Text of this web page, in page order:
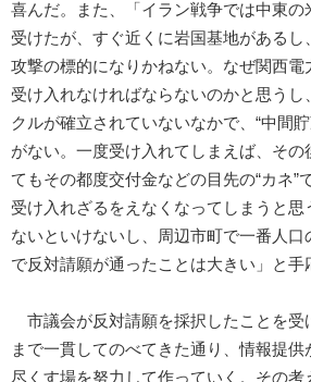
喜んだ。また、「イラン戦争では中東の
受けたが、すぐ近くに岩国基地があるし
攻撃の標的になりかねない。なぜ関西電
受け入れなければならないのかと思うし
クルが確立されていないなかで、“中間
がない。一度受け入れてしまえば、その
てもその都度交付金などの目先の“カネ”
受け入れざるをえなくなってしまうと思
ないといけないし、周辺市町で一番人口
で反対請願が通ったことは大きい」と手
市議会が反対請願を採択したことを受
まで一貫してのべてきた通り、情報提
尽くす場を努力して作っていく。その